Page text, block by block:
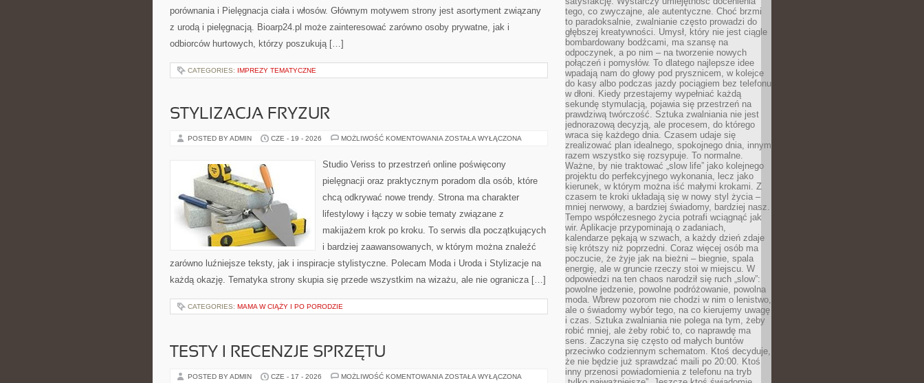
porównania i Pielęgnacja ciała i włosów. Głównym motywem strony jest asortyment związany
z urodą i pielęgnacją. Bioarp24.pl może zainteresować zarówno osoby prywatne, jak i
odbiorców hurtowych, którzy poszukują […]
CATEGORIES: IMPREZY TEMATYCZNE
STYLIZACJA FRYZUR
POSTED BY ADMIN CZE - 19 - 2026 MOŻLIWOŚĆ KOMENTOWANIA STYLIZACJA
ZOSTAŁA WYŁĄCZONA
Studio Veriss to przestrzeń online poświęcony
pielęgnacji oraz praktycznym poradom dla osób, które
chcą odkrywać nowe trendy. Strona ma charakter
lifestylowy i łączy w sobie tematy związane z
makijażem krok po kroku. To serwis dla początkujących
i bardziej zaawansowanych, w którym można znaleźć
zarówno luźniejsze teksty, jak i inspiracje stylistyczne. Polecam Moda i Uroda i Stylizacje na
każdą okazję. Tematyka strony skupia się przede wszystkim na wizażu, ale nie ogranicza […]
CATEGORIES: MAMA W CIĄŻY I PO PORODZIE
TESTY I RECENZJE SPRZĘTU
POSTED BY ADMIN CZE - 17 - 2026 MOŻLIWOŚĆ KOMENTOWANIA TESTY
ZOSTAŁA WYŁĄCZONA
tego, co zwyczajne, ale autentyczne. Choć brzmi
to paradoksalnie, zwalnianie często prowadzi do
głębszej kreatywności. Umysł, który nie jest ciągle
bombardowany bodźcami, ma szansę na
odpoczynek, a po nim – na tworzenie nowych
połączeń i pomysłów. To dlatego najlepsze idee
wpadają nam do głowy pod prysznicem, w kolejce
do kasy albo podczas jazdy pociągiem bez telefonu
w dłoni. Kiedy przestajemy wypełniać każdą
sekundę stymulacją, pojawia się przestrzeń na
prawdziwą twórczość. Sztuka zwalniania nie jest
jednorazową decyzją, ale procesem, do którego
wraca się każdego dnia. Czasem udaje się
zrealizować plan idealnego, spokojnego dnia, innym
razem wszystko się rozsypuje. To normalne.
Ważne, by nie traktować „slow life” jako kolejnego
projektu do perfekcyjnego wykonania, lecz jako
kierunek, w którym można iść małymi krokami. Z
czasem te kroki układają się w nowy styl życia –
mniej nerwowy, a bardziej świadomy, bardziej nasz.
Tempo współczesnego życia potrafi wciągnąć jak
wir. Aplikacje przypominają o zadaniach,
kalendarze pękają w szwach, a każdy dzień zdaje
się krótszy niż poprzedni. Coraz więcej osób ma
poczucie, że żyje jak na bieżni – biegnie, spala
energię, ale w gruncie rzeczy stoi w miejscu. W
odpowiedzi na ten chaos narodził się ruch „slow”:
powolne jedzenie, powolne podróżowanie, powolna
moda. Wbrew pozorom nie chodzi w nim o lenistwo,
ale o świadomy wybór tego, na co kierujemy uwagę
i czas. Sztuka zwalniania nie polega na tym, żeby
robić mniej, ale żeby robić to, co naprawdę ma
sens. Zaczyna się często od małych buntów
przeciwko codziennym schematom. Ktoś decyduje,
że nie będzie już sprawdzać maili po 20:00. Ktoś
inny przenosi powiadomienia z telefonu na tryb